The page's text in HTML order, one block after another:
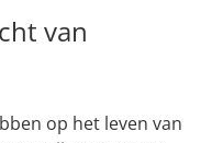
van
op het leven van